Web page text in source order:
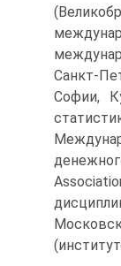
Санкт-
Софии,